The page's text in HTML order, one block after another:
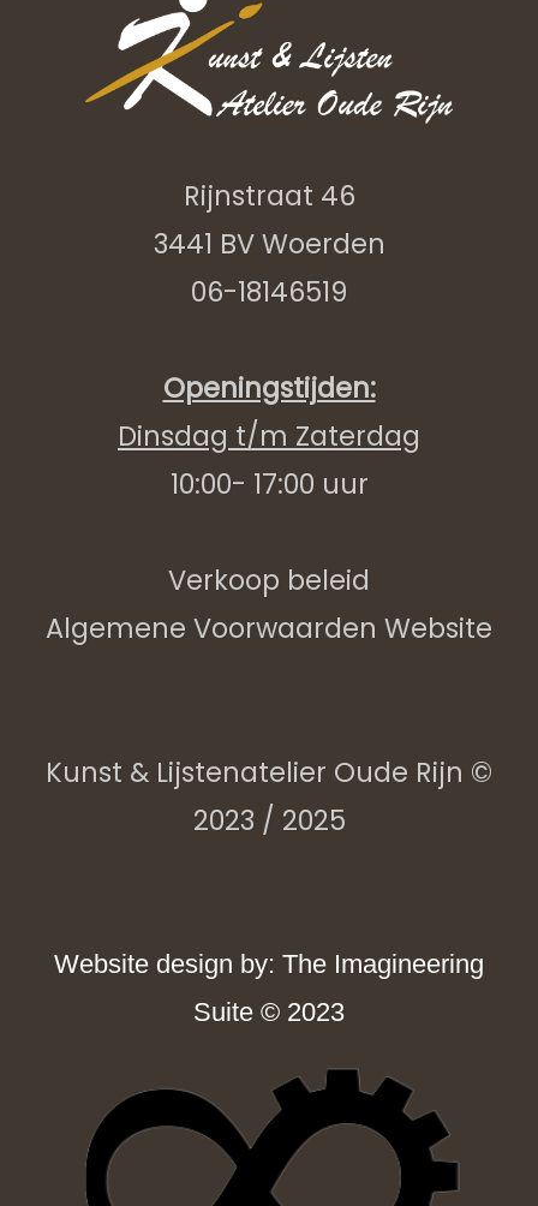
Rijnstraat 46
3441 BV Woerden
06-18146519
Openingstijden:
Dinsdag t/m Zaterdag
10:00- 17:00 uur
Verkoop beleid
Algemene Voorwaarden Website
Kunst & Lijstenatelier Oude Rijn ©
2023 / 2025
Website design by: The Imagineering
Suite © 2023